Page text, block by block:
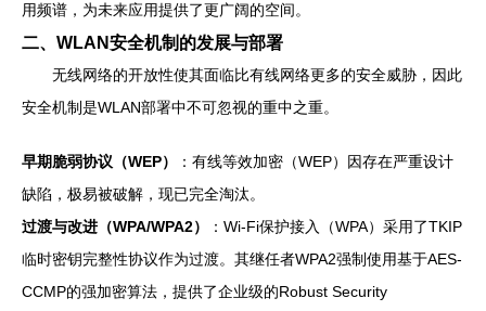
用频谱，为未来应用提供了更广阔的空间。
二、WLAN安全机制的发展与部署
无线网络的开放性使其面临比有线网络更多的安全威胁，因此
安全机制是WLAN部署中不可忽视的重中之重。
早期脆弱协议（WEP）
：有线等效加密（WEP）因存在严重设计
缺陷，极易被破解，现已完全淘汰。
过渡与改进（WPA/WPA2）
：Wi-Fi保护接入（WPA）采用了TKIP
临时密钥完整性协议作为过渡。其继任者WPA2强制使用基于AES-
CCMP的强加密算法，提供了企业级的Robust Security